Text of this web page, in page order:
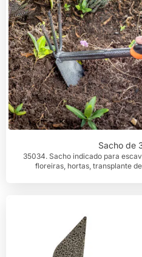
Sacho de
35034. Sacho indicado para
floreiras, hortas, transplante